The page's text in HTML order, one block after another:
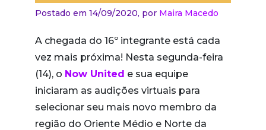
Postado em 14/09/2020, por Maira Macedo
A chegada do 16º integrante está cada
vez mais próxima! Nesta segunda-feira
(14), o Now United e sua equipe
iniciaram as audições virtuais para
selecionar seu mais novo membro da
região do Oriente Médio e Norte da